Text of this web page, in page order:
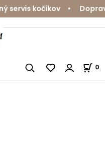
kočíkov •
0